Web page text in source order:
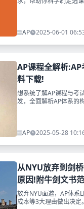
AP 2025-06-01
AP课程全解析
料下载!
想系统了解AP课程与考
发，全面解析AP体系的
AP 2025-05-28
从NYU放弃到剑
原因!附牛剑文书
放弃NYU面邀，AP体系
成本等3大理由做出决